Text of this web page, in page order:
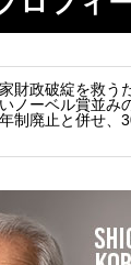
財政破綻を救う
ノーベル賞並み
制廃止と併せ、